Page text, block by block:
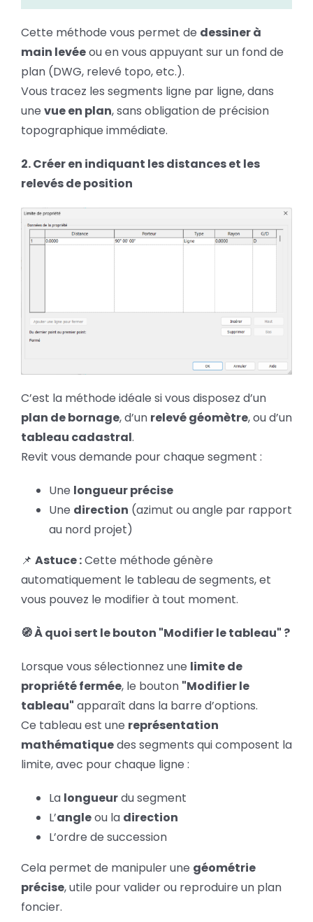
Cette méthode vous permet de dessiner à
main levéeou en vous appuyant sur un fond de
plan (DWG, relevé topo, etc.).
Vous tracez les segments ligne par ligne, dans
une vue en plan, sans obligation de précision
topographique immédiate.
2. Créer en indiquant les distances et les
relevés de position
C’est la méthode idéale si vous disposez d’un
plan de bornage, d’un relevé géomètre, ou d’un
tableau cadastral.
Revit vous demande pour chaque segment :
Une longueur précise
Une direction (azimut ou angle par rapport
au nord projet)
📌 Astuce :Cette méthode génère
automatiquement le tableau de segments, et
vous pouvez le modifier à tout moment.
🧭 À quoi sert le bouton "Modifier le tableau" ?
Lorsque vous sélectionnez une limite de
propriété fermée, le bouton "Modifier le
tableau" apparaît dans la barre d’options.
Ce tableau est une représentation
mathématiquedes segments qui composent la
limite, avec pour chaque ligne :
La longueurdu segment
L’angleou la direction
L’ordre de succession
Cela permet de manipuler une géométrie
précise, utile pour valider ou reproduire un plan
foncier.